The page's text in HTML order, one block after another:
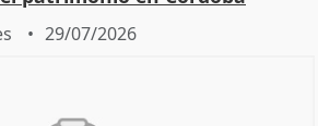
29/07/2026